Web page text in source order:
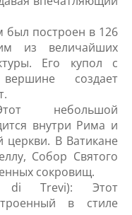
был построен в 126
из величайших
Его купол с
создает
небольшой
внутри Рима и
церкви. В Ватикане
Собор Святого
сокровищ.
di Trevi): Этот
в стиле